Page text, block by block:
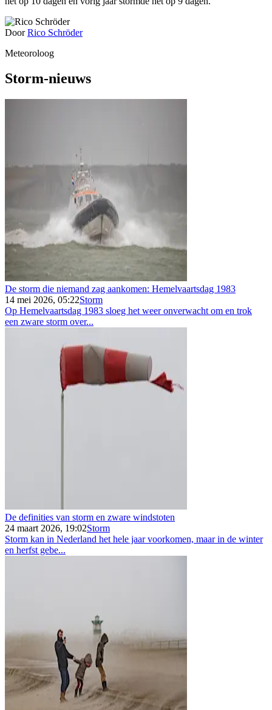
DoorRico Schröder
Meteoroloog
Storm-nieuws
De storm die niemand zag aankomen: Hemelvaartsdag 1983
14 mei 2026, 05:22Storm
Op Hemelvaartsdag 1983 sloeg het weer onverwacht om en trok
een zware storm over...
De definities van storm en zware windstoten
24 maart 2026, 19:02Storm
Storm kan in Nederland het hele jaar voorkomen, maar in de winter
en herfst gebe...